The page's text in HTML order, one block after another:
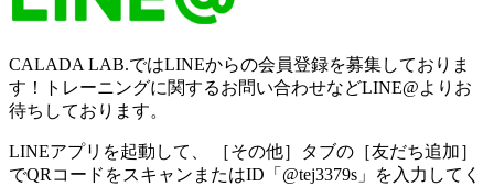
CALADA LAB.ではLINEからの会員登録を募集しておりま
す！トレーニングに関するお問い合わせなどLINE@よりお
待ちしております。
LINEアプリを起動して、 ［その他］タブの［友だち追加］
でQRコードをスキャンまたはID「@tej3379s」を入力してく